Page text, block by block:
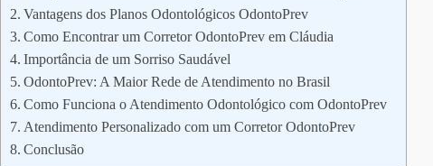
Vantagens dos Planos Odontológicos OdontoPrev
Como Encontrar um Corretor OdontoPrev em Cláudia
Importância de um Sorriso Saudável
OdontoPrev: A Maior Rede de Atendimento no Brasil
Como Funciona o Atendimento Odontológico com OdontoPrev
Atendimento Personalizado com um Corretor OdontoPrev
Conclusão